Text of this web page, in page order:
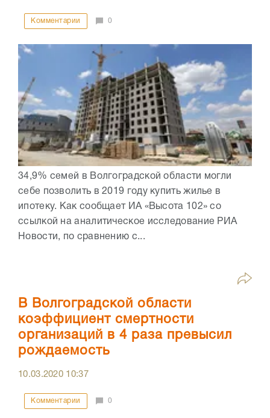
Комментарии 0
34,9% семей в Волгоградской области могли
себе позволить в 2019 году купить жилье в
ипотеку. Как сообщает ИА «Высота 102» со
ссылкой на аналитическое исследование РИА
Новости, по сравнению с...
В Волгоградской области
коэффициент смертности
организаций в 4 раза превысил
рождаемость
10.03.2020 10:37
Комментарии 0